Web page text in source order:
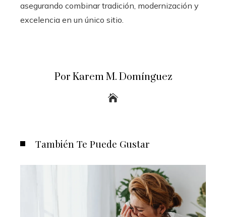
asegurando combinar tradición, modernización y
excelencia en un único sitio.
Por Karem M. Domínguez
También Te Puede Gustar